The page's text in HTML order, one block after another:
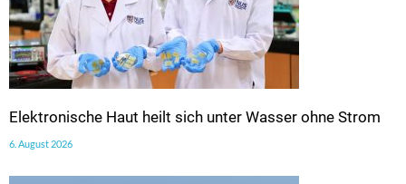
Elektronische Haut heilt sich unter Wasser ohne Strom
6. August 2026